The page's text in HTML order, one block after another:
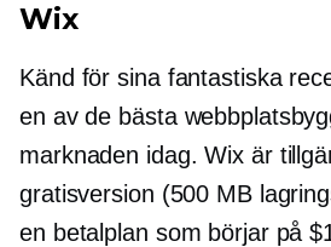
Wix
Känd för sina fantastiska
en av de bästa
marknaden idag. Wix är
gratisversion (500 MB
en betalplan som börjar på